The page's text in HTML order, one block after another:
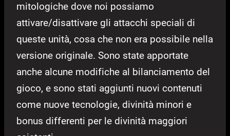
mitologiche dove noi possiamo
attivare/disattivare gli attacchi speciali di
queste unità, cosa che non era possibile nella
versione originale. Sono state apportate
anche alcune modifiche al bilanciamento del
gioco, e sono stati aggiunti nuovi contenuti
come nuove tecnologie, divinità minori e
bonus differenti per le divinità maggiori